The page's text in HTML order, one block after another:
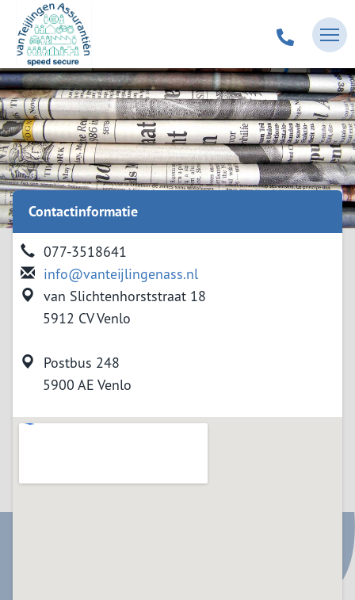
Contactinformatie
077-3518641
info@vanteijlingenass.nl
van Slichtenhorststraat 18
5912 CV Venlo
Postbus 248
5900 AE Venlo